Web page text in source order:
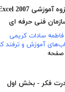
فنی حرفه ای
فاطمه سادات کریمی
آموزش و ترفند
فکر - بخش اول